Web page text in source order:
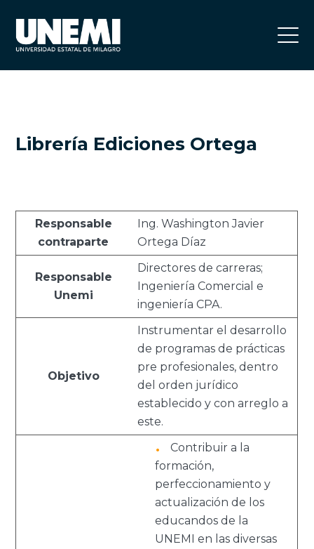
Librería Ediciones Ortega
Responsable
contraparte
Ing. Washington Javier
Ortega Díaz
Responsable
Unemi
Directores de carreras;
Ingeniería Comercial e
ingeniería CPA.
Objetivo
Instrumentar el desarrollo
de programas de prácticas
pre profesionales, dentro
del orden jurídico
establecido y con arreglo a
este.
Contribuir a la
formación,
perfeccionamiento y
actualización de los
educandos de la
UNEMI en las diversas